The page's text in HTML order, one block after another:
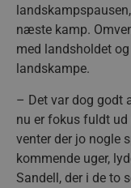
næste kamp.
med landsholdet
landskampe.
– Det var dog godt
nu er fokus fuldt ud
venter der jo nogle
kommende uger,
Sandell, der i de to